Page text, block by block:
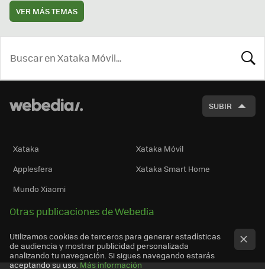
VER MÁS TEMAS
SUBIR
Xataka
Xataka Móvil
Applesfera
Xataka Smart Home
Mundo Xiaomi
Otras publicaciones de Webedia
Utilizamos cookies de terceros para generar estadísticas
de audiencia y mostrar publicidad personalizada
analizando tu navegación. Si sigues navegando estarás
aceptando su uso. Más información